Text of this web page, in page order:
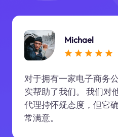
Michael
对于拥有一家电子商务
实帮助了我们。 我们对
代理持怀疑态度，但它
常满意。